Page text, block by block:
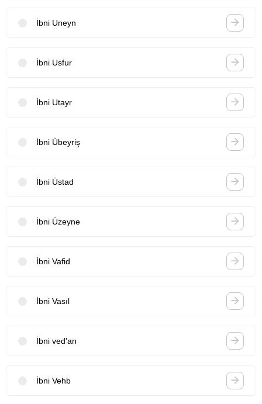
İbni Uneyn
İbni Usfur
İbni Utayr
İbni Übeyriş
İbni Üstad
İbni Üzeyne
İbni Vafid
İbni Vasıl
İbni ved'an
İbni Vehb